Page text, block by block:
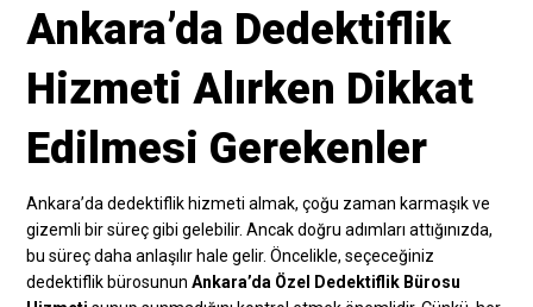
Ankara’da Dedektiflik
Hizmeti Alırken Dikkat
Edilmesi Gerekenler
Ankara’da dedektiflik hizmeti almak, çoğu zaman karmaşık ve
gizemli bir süreç gibi gelebilir. Ancak doğru adımları attığınızda,
bu süreç daha anlaşılır hale gelir. Öncelikle, seçeceğiniz
dedektiflik bürosununAnkara’da Özel Dedektiflik Bürosu